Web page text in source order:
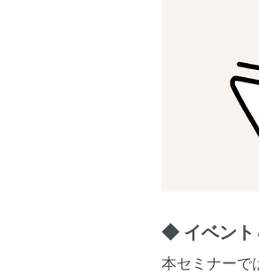
◆ イベント
本セミナーで